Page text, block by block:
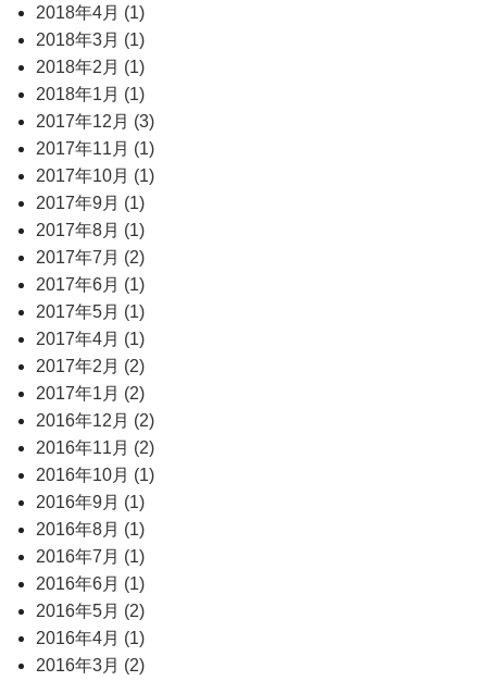
2018年4月 (1)
2018年3月 (1)
2018年2月 (1)
2018年1月 (1)
2017年12月 (3)
2017年11月 (1)
2017年10月 (1)
2017年9月 (1)
2017年8月 (1)
2017年7月 (2)
2017年6月 (1)
2017年5月 (1)
2017年4月 (1)
2017年2月 (2)
2017年1月 (2)
2016年12月 (2)
2016年11月 (2)
2016年10月 (1)
2016年9月 (1)
2016年8月 (1)
2016年7月 (1)
2016年6月 (1)
2016年5月 (2)
2016年4月 (1)
2016年3月 (2)